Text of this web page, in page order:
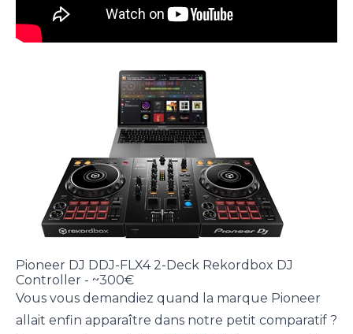
Pioneer DJ DDJ-FLX4 2-Deck Rekordbox DJ
Controller - ~300€
Vous vous demandiez quand la marque Pioneer
allait enfin apparaître dans notre petit comparatif ?